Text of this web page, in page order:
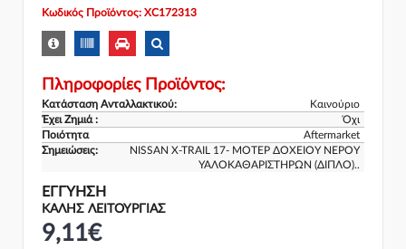
Κωδικός Προϊόντος: XC172313
Πληροφορίες Προϊόντος:
Κατάσταση Ανταλλακτικού:
Καινούριο
Έχει Ζημιά :
Όχι
Ποιότητα
Aftermarket
Σημειώσεις:
NISSAN X-TRAIL 17- ΜΟΤΕΡ ΔΟΧΕΙΟΥ ΝΕΡΟΥ
ΥΑΛΟΚΑΘΑΡΙΣΤΗΡΩΝ (ΔΙΠΛΟ)..
ΕΓΓΎΗΣΗ
ΚΑΛΗΣ ΛΕΙΤΟΥΡΓΙΑΣ
9,11€